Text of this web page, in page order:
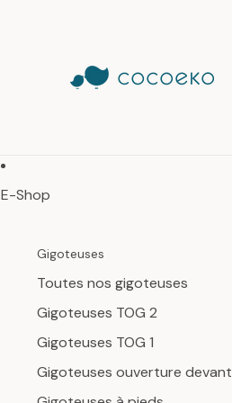
E-Shop
Gigoteuses
Toutes nos gigoteuses
Gigoteuses TOG 2
Gigoteuses TOG 1
Gigoteuses ouverture devant